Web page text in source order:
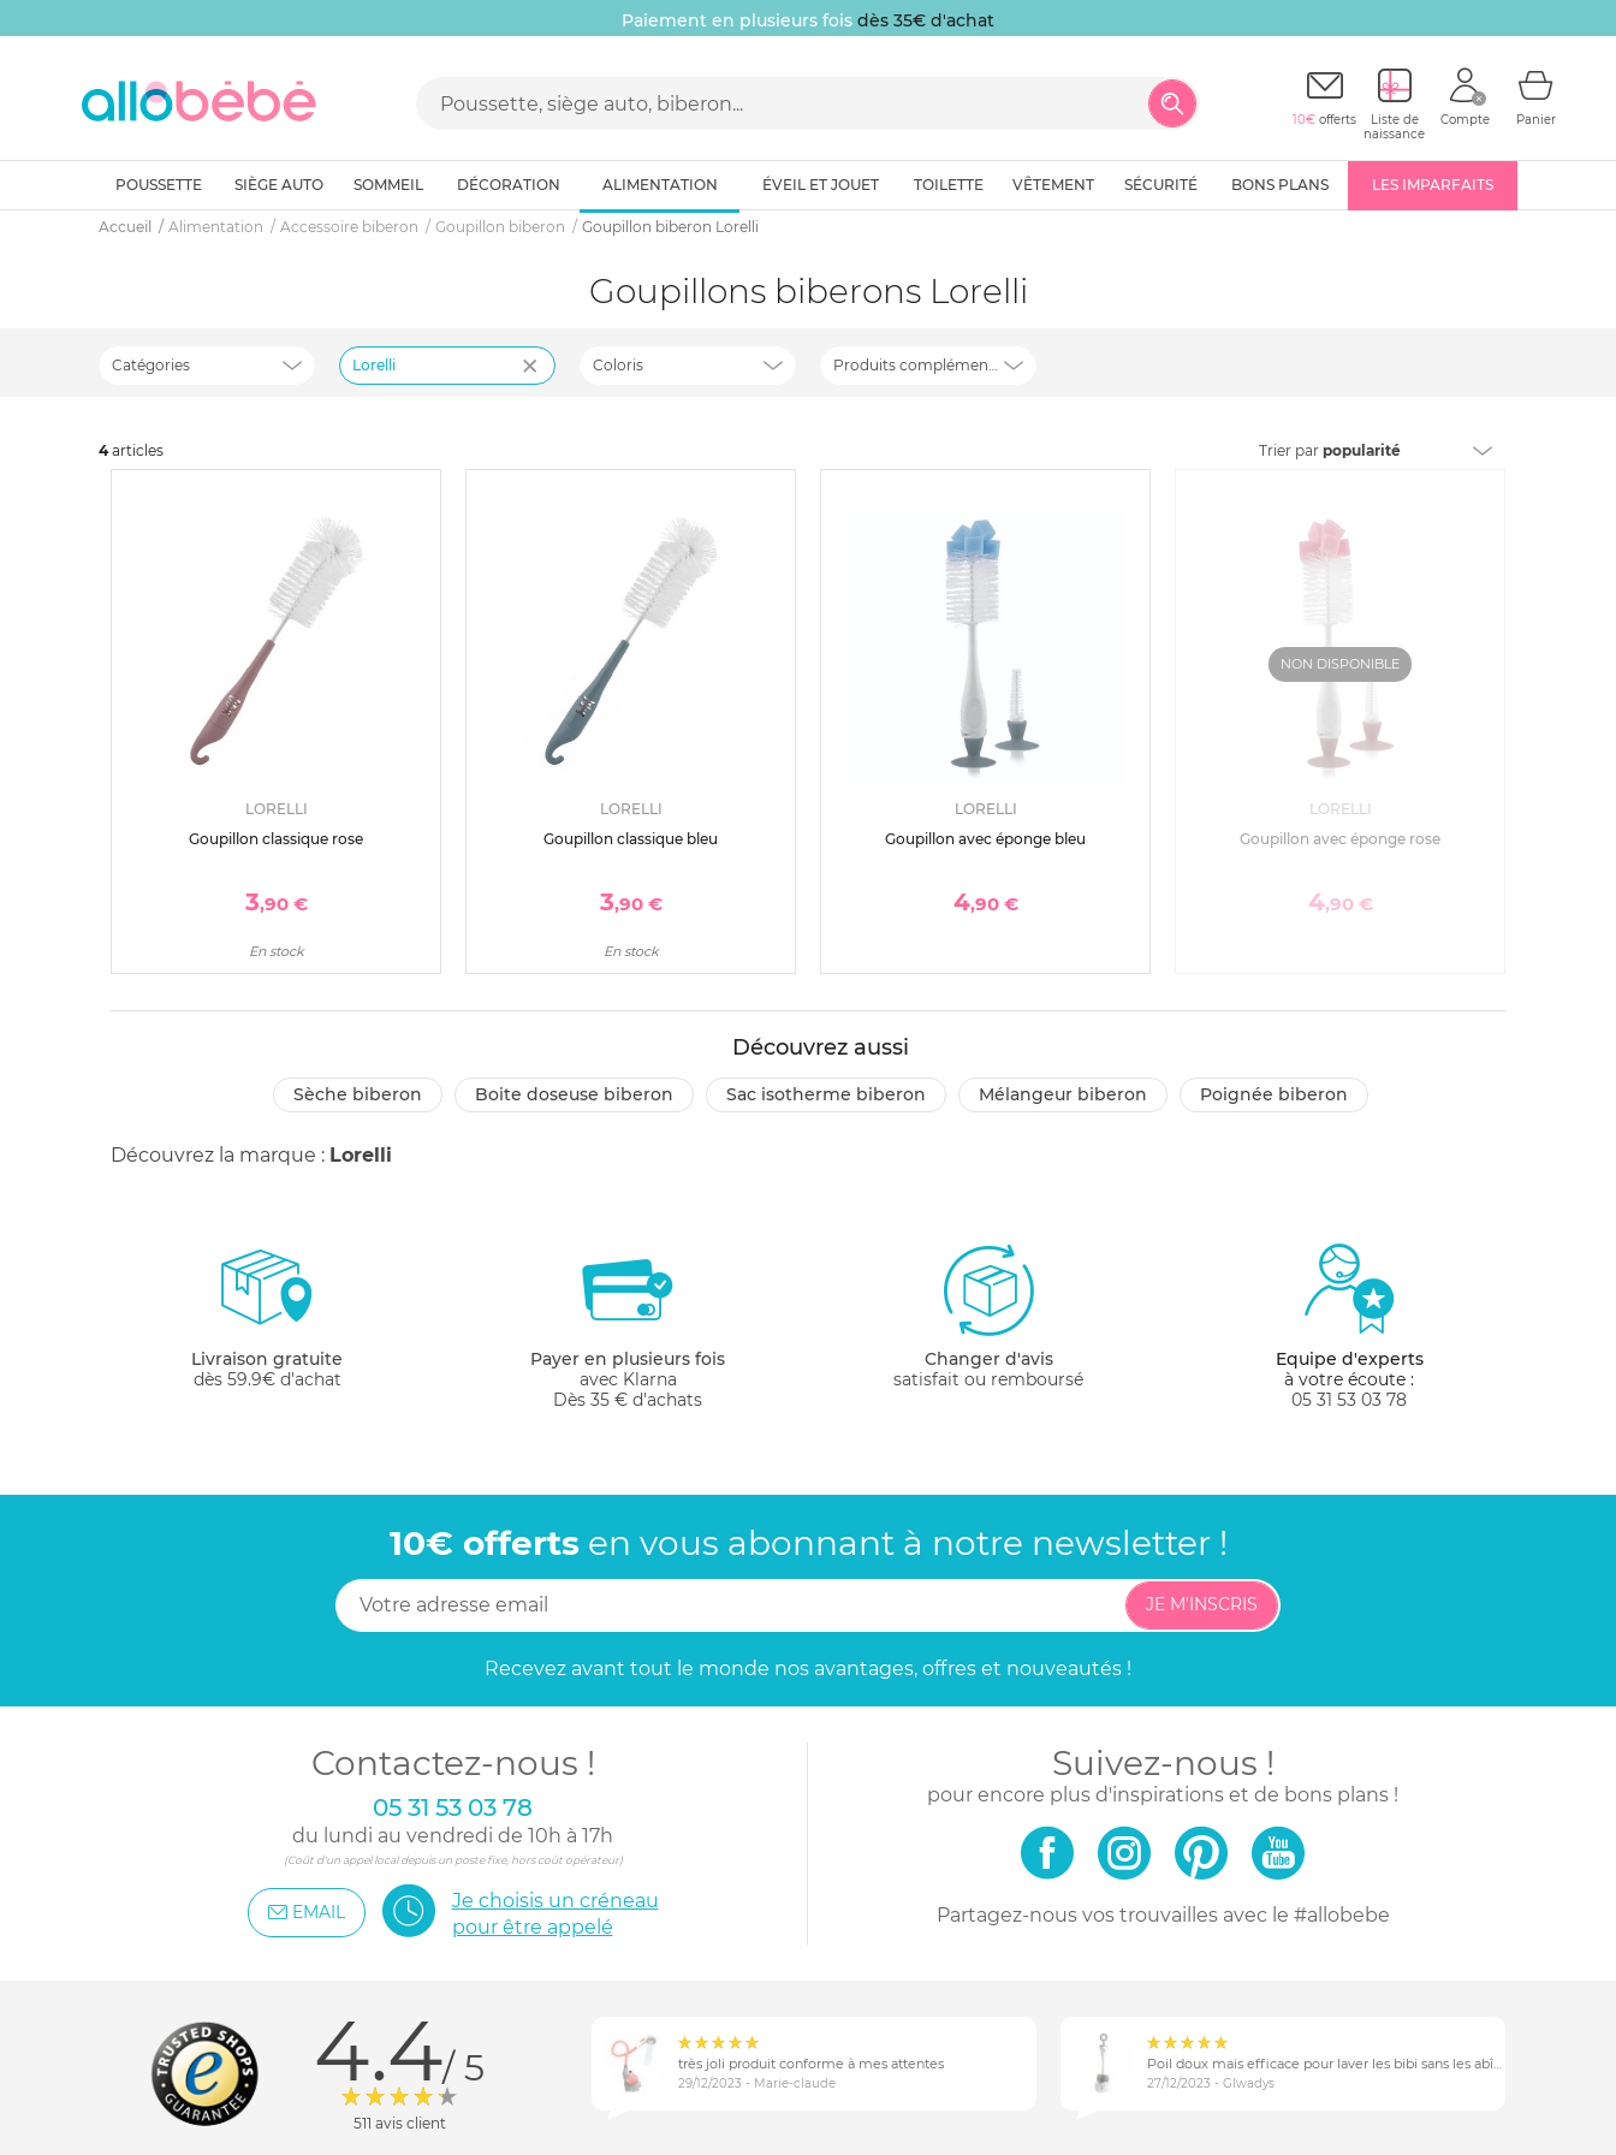
Paiement en plusieurs fois dès 35€ d'achat
10€ offerts
Liste de
naissance
Compte Panier
POUSSETTE SIÈGE AUTO SOMMEIL DÉCORATION ALIMENTATION ÉVEIL ET JOUET TOILETTE VÊTEMENT SÉCURITÉ BONS PLANS LES IMPARFAITS
Accueil Alimentation Accessoire biberon Goupillon biberon Goupillon biberon Lorelli
Goupillons biberons Lorelli
Catégories Lorelli Coloris Produits complémentaires
4articles Trier par popularité
LORELLI
Goupillon classique rose
3,90 €
En stock
LORELLI
Goupillon classique bleu
3,90 €
En stock
LORELLI
Goupillon avec éponge bleu
4,90 €
NON DISPONIBLE
LORELLI
Goupillon avec éponge rose
4,90 €
Découvrez aussi
sèche biberon boite doseuse biberon sac isotherme biberon mélangeur biberon poignée biberon
Découvrez la marque : Lorelli
Livraison gratuite
dès 59.9€ d'achat
Payer en plusieurs fois
avec Klarna
Dès 35 € d'achats
Changer d'avis
satisfait ou remboursé
Equipe d'experts
à votre écoute :
05 31 53 03 78
10€ offertsen vous abonnantà notre newsletter !
JE M'INSCRIS
Recevez avant tout le monde nos avantages, offres et nouveautés !
Contactez-nous !
05 31 53 03 78
du lundi au vendredi de 10h à 17h
(Coût d'un appel local depuis un poste fixe, hors coût opérateur)
EMAIL
Je choisis un créneau
pour être appelé
Suivez-nous !
pour encore plus d'inspirations et de bons plans !
Partagez-nous vos trouvaillesavec le #allobebe
4.4/ 5
511 avis client
très joli produit conforme à mes attentes
29/12/2023 - Marie-claude 27/12/2023 - Glwadys